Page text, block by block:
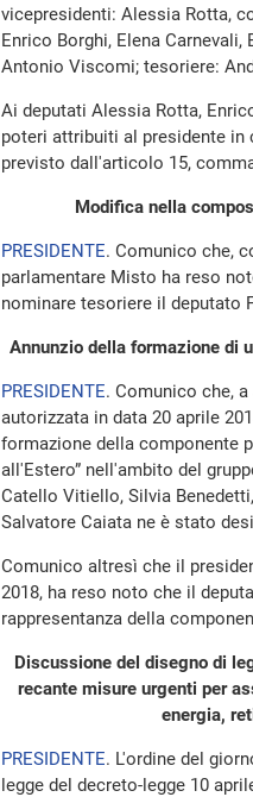
vicepresidenti: Alessia Rotta,
Enrico Borghi, Elena
Antonio Viscomi; tesoriere:
Ai deputati Alessia Rotta,
poteri attribuiti al presidente in
previsto dall'articolo 15,
Modifica nella
PRESIDENTE. Comunico che,
parlamentare Misto ha reso
nominare tesoriere il deputato
Annunzio della formazione di
PRESIDENTE. Comunico che,
autorizzata in data 20 aprile
formazione della componente
all'Estero” nell'ambito del
Catello Vitiello, Silvia
Salvatore Caiata ne è stato
Comunico altresì che il
2018, ha reso noto che il
rappresentanza della
Discussione del disegno di
recante misure urgenti per
energia,
PRESIDENTE. L'ordine del
legge del decreto-legge 10